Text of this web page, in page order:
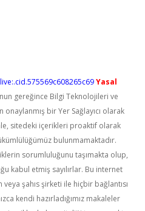
Yasal
gereğince Bilgi Teknolojileri ve
bir Yer Sağlayıcı olarak
sitedeki içerikleri proaktif olarak
bulunmamaktadır.
sorumluluğunu taşımakta olup,
kabul etmiş sayılırlar. Bu internet
şahıs şirketi ile hiçbir bağlantısı
kendi hazırladığımız makaleler